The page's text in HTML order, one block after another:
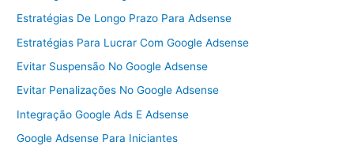
Estratégias De Longo Prazo Para Adsense
Estratégias Para Lucrar Com Google Adsense
Evitar Suspensão No Google Adsense
Evitar Penalizações No Google Adsense
Integração Google Ads E Adsense
Google Adsense Para Iniciantes